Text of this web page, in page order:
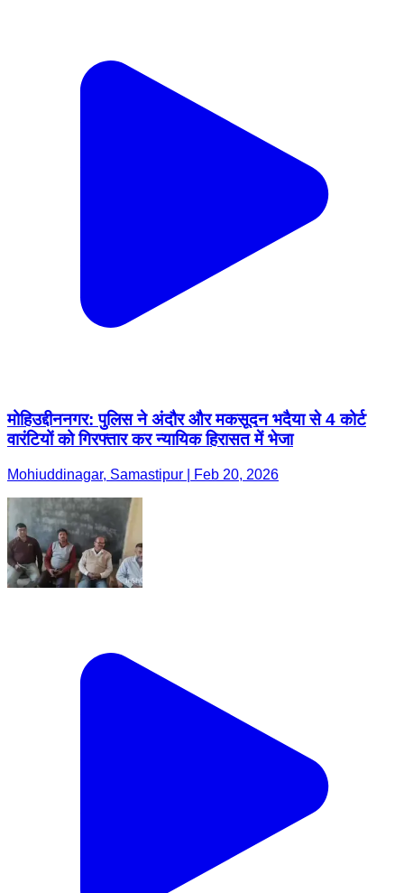
मोहिउद्दीननगर: पुलिस ने अंदौर और मकसूदन भदैया से 4 कोर्ट
वारंटियों को गिरफ्तार कर न्यायिक हिरासत में भेजा
Mohiuddinagar, Samastipur | Feb 20, 2026